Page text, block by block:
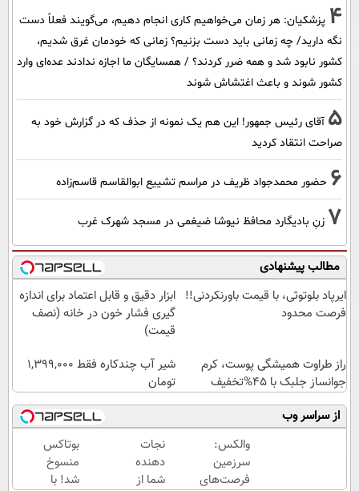
4 پزشکیان: هر زمان می‌خواهیم کاری انجام دهیم، می‌گویند فعلاً دست
نگه دارید/ چه زمانی باید دست بزنیم؟ زمانی که خودمان غرق شدیم،
کشور نابود شد و همه ضرر کردند؟ / همسایگان ما اجازه ندادند عده‌ای وارد
کشور شوند و باعث اغتشاش شوند
5 آقای رئیس جمهور! این هم یک نمونه از حذف که در گزارش خود به
صراحت انتقاد کردید
6 حضور محمدجواد ظریف در مراسم تشییع ابوالقاسم قاسم‌زاده
7 زنِ بادیگارد محافظ نیوشا ضیغمی در مسجد شهرک غرب
مطالب پیشنهادی
ایرپاد بلوتوثی، با قیمت باورنکردنی!!
فرصت محدود
ابزار دقیق و قابل اعتماد برای اندازه
گیری فشار خون در خانه (نصف
قیمت)
راز طراوت همیشگی پوست، کرم
جوانساز جلبک با 45%تخفیف
شیر آب چندکاره فقط 1,399,000
تومان
از سراسر وب
والکس:
سرزمین
فرصت‌های
نجات
دهنده
شما از
بوتاکس
منسوخ
شد! با